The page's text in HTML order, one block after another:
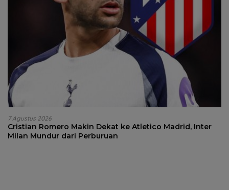
7 Agustus 2026
Cristian Romero Makin Dekat ke Atletico Madrid, Inter
Milan Mundur dari Perburuan